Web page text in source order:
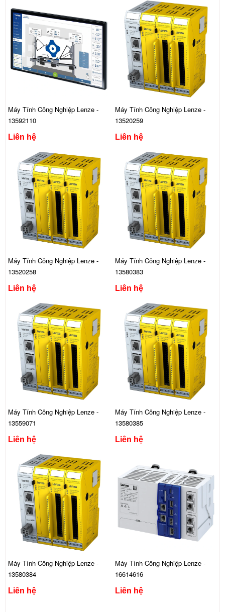
Máy Tính Công Nghiệp Lenze -
13592110
Liên hệ
Máy Tính Công Nghiệp Lenze -
13520259
Liên hệ
Máy Tính Công Nghiệp Lenze -
13520258
Liên hệ
Máy Tính Công Nghiệp Lenze -
13580383
Liên hệ
Máy Tính Công Nghiệp Lenze -
13559071
Liên hệ
Máy Tính Công Nghiệp Lenze -
13580385
Liên hệ
Máy Tính Công Nghiệp Lenze -
13580384
Liên hệ
Máy Tính Công Nghiệp Lenze -
16614616
Liên hệ